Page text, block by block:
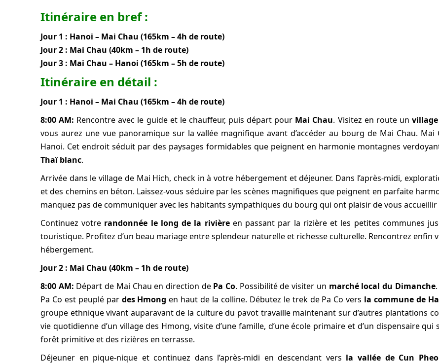
Itinéraire en bref :
Jour 1 : Hanoi – Mai Chau (165km – 4h de route)
Jour 2 : Mai Chau (40km – 1h de route)
Jour 3 : Mai Chau – Hanoi (165km – 5h de route)
Itinéraire en détail :
Jour 1 : Hanoi – Mai Chau (165km – 4h de route)
8:00 AM: Rencontre avec le guide et le chauffeur, puis départ pour Mai Chau. Visitez en route un
vous aurez une vue panoramique sur la vallée magnifique avant d’accéder au bourg de Mai Chau.
Hanoi. Cet endroit séduit par des paysages formidables que peignent en harmonie montagnes
Thaï blanc.
Arrivée dans le village de Mai Hich, check in à votre hébergement et déjeuner. Dans l’après-midi,
et des chemins en béton. Laissez-vous séduire par les scènes magnifiques que peignent en parfaite
manquez pas de communiquer avec les habitants sympathiques du bourg qui ont plaisir de vous
Continuez votre randonnée le long de la rivièreen passant par la rizière et les petites communes
touristique. Profitez d’un beau mariage entre splendeur naturelle et richesse culturelle. Rencontrez
hébergement.
Jour 2 : Mai Chau (40km – 1h de route)
8:00 AM: Départ de Mai Chau en direction de Pa Co. Possibilité de visiter un marché local du Dimanche
Pa Co est peuplé par des Hmong en haut de la colline. Débutez le trek de Pa Co vers la commune de
groupe ethnique vivant auparavant de la culture du pavot travaille maintenant sur d’autres plantations
vie quotidienne d’un village des Hmong, visite d’une famille, d’une école primaire et d’un dispensaire
forêt primitive et des rizières en terrasse.
Déjeuner en pique-nique et continuez dans l’après-midi en descendant vers la vallée de Cun Pheo